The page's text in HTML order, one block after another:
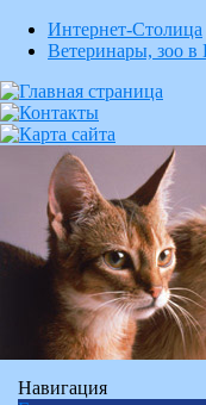
Интернет-Столица
Ветеринары, зоо в
Навигация